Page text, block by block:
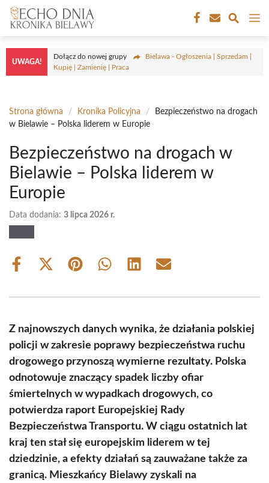
Przejdź
treści
UWAGA!
Dołącz do nowej grupy
Bielawa - Ogłoszenia | Sprzedam |
Kupię | Zamienię | Praca
Strona główna / Kronika Policyjna /
Bezpieczeństwo na drogach
w Bielawie – Polska liderem w Europie
Bezpieczeństwo na drogach w
Bielawie – Polska liderem w
Europie
Data dodania: 3 lipca 2026 r.
Share
Share
(Twitter)
Share Share Share Share
Z najnowszych danych wynika, że działania polskiej
policji w zakresie poprawy bezpieczeństwa ruchu
drogowego przynoszą wymierne rezultaty. Polska
odnotowuje znaczący spadek liczby ofiar
śmiertelnych w wypadkach drogowych, co
potwierdza raport Europejskiej Rady
Bezpieczeństwa Transportu. W ciągu ostatnich lat
kraj ten stał się europejskim liderem w tej
dziedzinie, a efekty działań są zauważane także za
granicą. Mieszkańcy Bielawy zyskali na